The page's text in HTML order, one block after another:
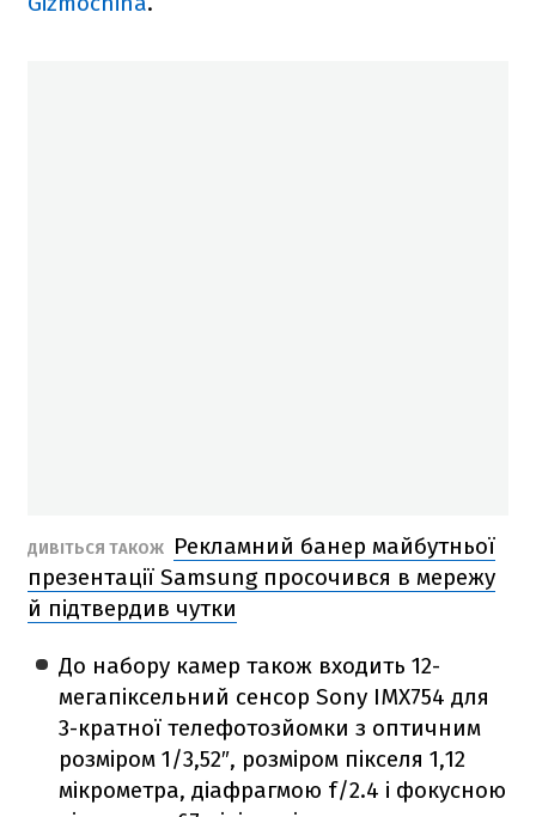
ДИВІТЬСЯ ТАКОЖ
Рекламний банер майбутньої
презентації Samsung просочився в мережу
й підтвердив чутки
До набору камер також входить 12-
мегапіксельний сенсор Sony IMX754 для
3-кратної телефотозйомки з оптичним
розміром 1/3,52″, розміром пікселя 1,12
мікрометра, діафрагмою f/2.4 і фокусною